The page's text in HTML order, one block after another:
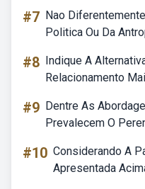
#7 Nao
Politica Ou Da
#8 Indique A
Relacionamento
#9 Dentre As
Prevalecem O
#10 Considerando A
Apresentada